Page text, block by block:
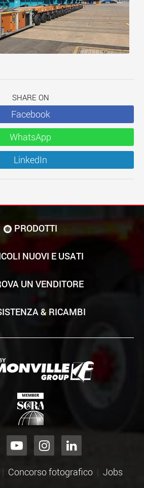
SHARE ON
Facebook
WhatsApp
LinkedIn
PRODOTTI
NUOVI E USATI
UN VENDITORE
& RICAMBI
Concorso fotografico Jobs